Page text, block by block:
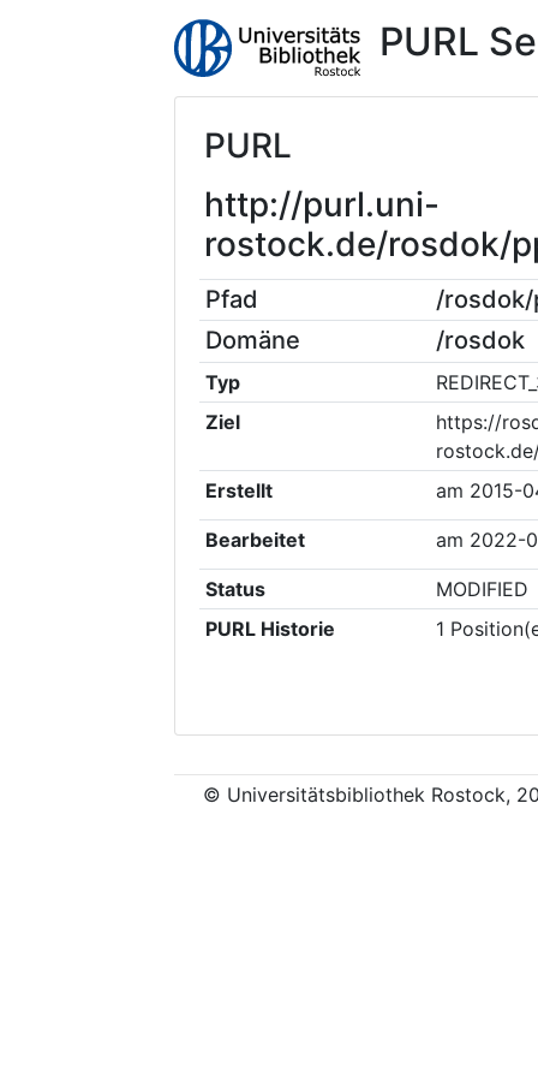
PURL
PURL
http://purl.uni-
rostock.de/rosdok/
Pfad
/
Domäne
/rosdok
Typ
Ziel
https://
Erstellt
am 2015-
Bearbeitet am 2022-
Status
MODIFIED
PURL Historie
1
© Universitätsbibliothek Rostock,